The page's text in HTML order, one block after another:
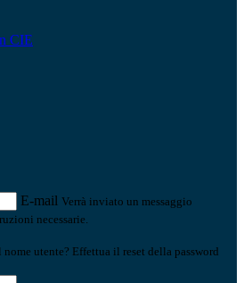
CIE
E-mail Verrà inviato un messaggio
necessarie.
utente? Effettua il reset della password